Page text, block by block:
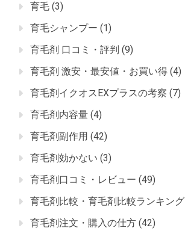
育毛 (3)
育毛シャンプー (1)
育毛剤 口コミ・評判 (9)
育毛剤 激安・最安値・お買い得 (4)
育毛剤イクオスEXプラスの考察 (7)
育毛剤内容量 (4)
育毛剤副作用 (42)
育毛剤効かない (3)
育毛剤口コミ・レビュー (49)
育毛剤比較・育毛剤比較ランキング
育毛剤注文・購入の仕方 (42)